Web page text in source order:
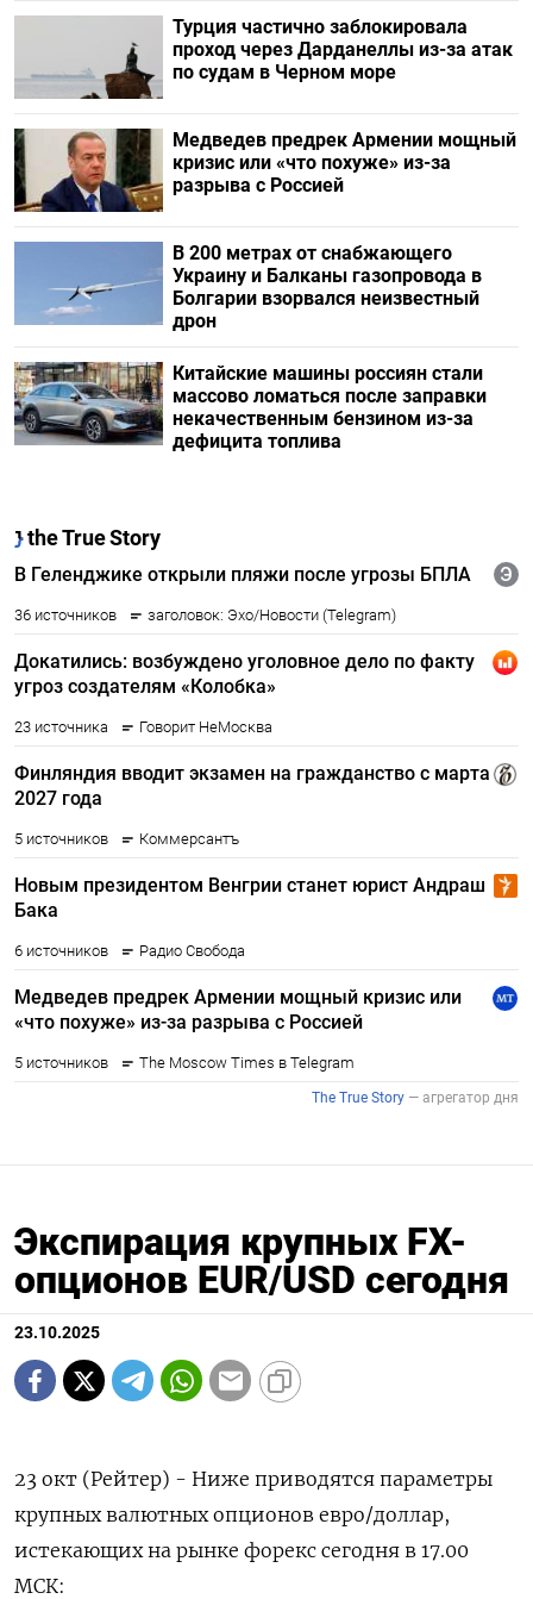
Турция частично заблокировала
проход через Дарданеллы из-за атак
по судам в Черном море
Медведев предрек Армении мощный
кризис или «что похуже» из-за
разрыва с Россией
В 200 метрах от снабжающего
Украину и Балканы газопровода в
Болгарии взорвался неизвестный
дрон
Китайские машины россиян стали
массово ломаться после заправки
некачественным бензином из-за
дефицита топлива
Экспирация крупных FX-
опционов EUR/USD сегодня
23.10.2025
23 окт (Рейтер) - Ниже приводятся параметры
крупных валютных опционов евро/доллар,
истекающих на рынке форекс сегодня в 17.00
МСК: